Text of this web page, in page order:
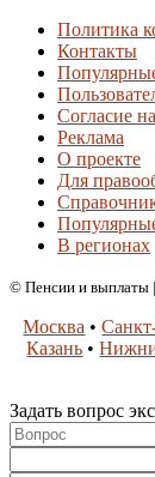
Политика
Контакты
Согласие
Реклама
О проекте
Для
В регионах
© Пенсии и выплаты
Москва •
Казань •
Задать вопрос